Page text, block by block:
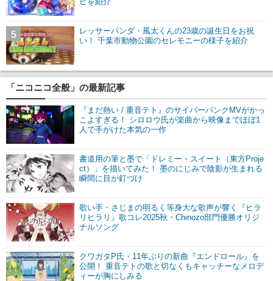
レッサーパンダ・風太くんの23歳の誕生日をお祝
い！ 千葉市動物公園のセレモニーの様子を紹介
5
「ニコニコ全般」の最新記事
『まだ熱い / 重音テト』のサイバーパンクMVがかっ
こよすぎる！ シロロウ氏が楽曲から映像までほぼ1
人で手がけた本気の一作
書道用の筆と墨で「ドレミー・スイート（東方Proje
ct）」を描いてみた！ 墨のにじみで陰影が生まれる
瞬間に目が釘づけ
歌い手・さじまの明るく等身大な歌声が響く『ヒラ
リヒラリ』歌コレ2025秋・Chinozo部門優勝オリジ
ナルソング
クワガタP氏・11年ぶりの新曲『エンドロール』を
公開！ 重音テトの歌と切なくもキャッチーなメロデ
ィーが胸にしみる